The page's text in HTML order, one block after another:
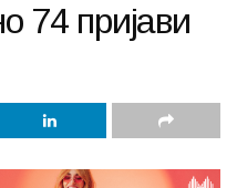
74 пријави